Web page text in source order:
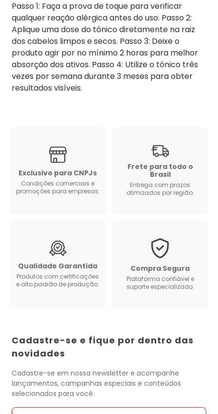
Passo 1: Faça a prova de toque para verificar
qualquer reação alérgica antes do uso. Passo 2:
Aplique uma dose do tônico diretamente na raiz
dos cabelos limpos e secos. Passo 3: Deixe o
produto agir por no mínimo 2 horas para melhor
absorção dos ativos. Passo 4: Utilize o tônico três
vezes por semana durante 3 meses para obter
resultados visíveis.
Exclusivo para CNPJs
Condições comerciais e
promoções para empresas.
Frete para todo o
Brasil
Entrega com prazos
otimizados por região.
Qualidade Garantida
Produtos com certificações
e alto padrão de produção.
Compra Segura
Plataforma confiável e
suporte especializado.
Cadastre-se e fique por dentro das
novidades
Cadastre-se em nossa newsletter e acompanhe
lançamentos, campanhas especiais e conteúdos
selecionados para você.